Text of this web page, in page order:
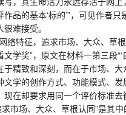
品的基本‘标的’”，可见作者只
难接受。
特征，追求市场、大众、草
学奖”，原文在材料一第三段“‘
于精致和深刻，而在于市场、大
学的创作方式、功能模式、发
现在却要求用同一个评价标准
市场、大众、草根认同”是其